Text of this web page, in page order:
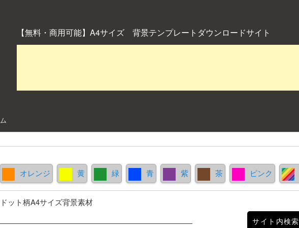
【無料・商用可能】A4サイズ 背景テンプレートダウンロードサイト
オレンジ 黄 緑 青 紫 茶 ピンク
ット柄A4サイズ背景素材
サイト内検索